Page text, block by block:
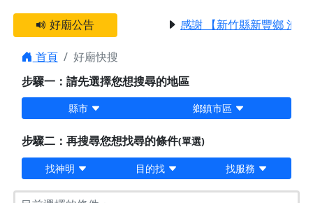
好廟公告 感謝 【新竹縣新豐鄉 池
首頁
好廟快搜
步驟一：請先選擇您想搜尋的地區
縣市 鄉鎮市區
步驟二：再搜尋您想找尋的條件(單選)
找神明 目的找 找服務